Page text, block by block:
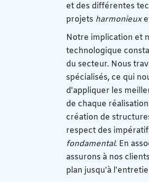
et des différentes
projets harmonieux
Notre implication et
technologique
du secteur. Nous
spécialisés, ce qui
d'appliquer les
de chaque
création de
respect des
fondamental. En
assurons à nos
plan jusqu'à